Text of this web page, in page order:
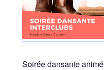
Soirée dansante